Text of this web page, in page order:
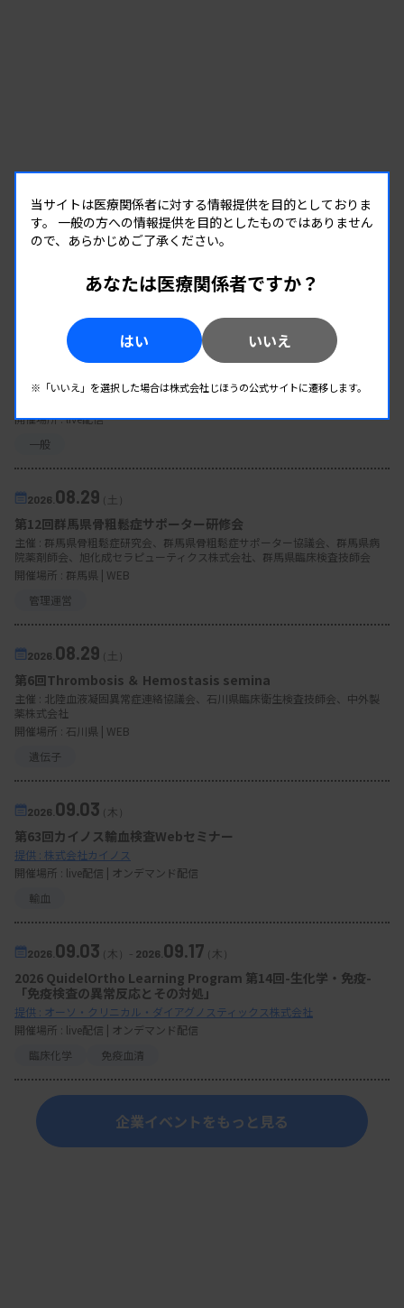
企業イベント
08.22
【一般：尿沈渣】USC研究会／ウェブセミナー
開催場所 : live配信
一般
2026. 08.29（土）
第12回群馬県骨粗鬆症サポーター研修会
主催 : 群馬県骨粗鬆症研究会、群馬県骨粗鬆症サポーター協議会、群馬県病
院薬剤師会、旭化成セラピューティクス株式会社、群馬県臨床検査技師会
開催場所 : 群馬県 | WEB
管理運営
2026. 08.29（土）
第6回Thrombosis ＆ Hemostasis semina
主催 : 北陸血液凝固異常症連絡協議会、石川県臨床衛生検査技師会、中外製
薬株式会社
開催場所 : 石川県 | WEB
遺伝子
2026. 09.03（木）
第63回カイノス輸血検査Webセミナー
提供 : 株式会社カイノス
開催場所 : live配信 | オンデマンド配信
輸血
2026. 09.03（木） - 2026. 09.17（木）
2026 QuidelOrtho Learning Program 第14回-生化学・免疫-
「免疫検査の異常反応とその対処」
提供 : オーソ・クリニカル・ダイアグノスティックス株式会社
開催場所 : live配信 | オンデマンド配信
臨床化学
免疫血清
企業イベントをもっと見る
当サイトは医療関係者に対する情報提供を目的としておりま
す。 一般の方への情報提供を目的としたものではありません
ので、あらかじめご了承ください。
あなたは医療関係者ですか？
はい いいえ
※「いいえ」を選択した場合は株式会社じほうの公式サイトに遷移します。